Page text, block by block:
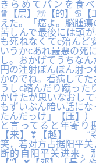
きらめてパンを食
♛【层】☏【的】♋【
えた。「癌よ。脳腫
苦しんで最後には頭
も死ねなくてc殆んど
いうかcあれ最悪の死
し。おかげてうちな
円の注射ぽんぽん射
かのでね。看病して
うしc踏んだり蹴った
かけたが思いなおし
もずいぶん暗い話に
たんだっけ」【压】
と言ってると年寄り
【来】❣【越】 “
笑，若对方占据阳平
断的自阳平关进来，